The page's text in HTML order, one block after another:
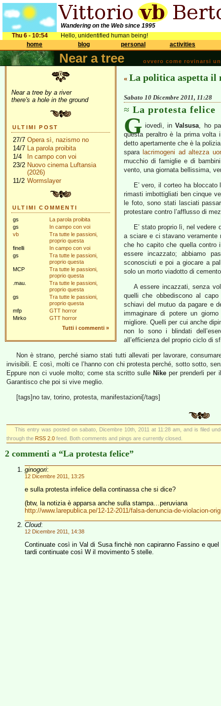
Wandering on the Web since 1995
Thu 6 - 10:54
Hello, unidentified human being!
home
blog personal activities
Near a tree ovvero come rovinarsi
Near a tree by a river
there's a hole in the ground
ULTIMI POST
27/7 Opera sì, nazismo no
14/7 La parola proibita
1/4
In campo con voi
23/2 Nuovo cinema Luftansia
(2026)
11/2 Wormslayer
ULTIMI COMMENTI
gs
La parola proibita
gs
In campo con voi
vb
Tra tutte le passioni,
proprio questa
finelli
In campo con voi
gs
Tra tutte le passioni,
proprio questa
MCP
Tra tutte le passioni,
proprio questa
.mau.
Tra tutte le passioni,
proprio questa
gs
Tra tutte le passioni,
proprio questa
mfp
GTT horror
Mirko
GTT horror
Tutti i commenti »
« La politica aspetta il
Sabato 10 Dicembre 2011, 11:28
La protesta felice
G iovedì, inValsusa, ho
questa peraltro è la prima
detto apertamente che è la
spara lacrimogeni ad altezza
mucchio di famiglie e di
vento, una giornata bellissima,
E’ vero, il corteo ha bloccato
rimasti imbottigliati ben cinque
le foto, sono stati lasciati
protestare contro l’afflusso di
E’ stato proprio lì, nel
a sciare e ci stavano veramente
che ho capito che quella contro
essere incazzato; abbiamo
sconosciuti e poi a giocare a
solo un morto viadotto di
A essere incazzati, senza
quelli che obbediscono al
schiavi del mutuo da pagare e
immaginare di potere un
migliore. Quelli per cui anche
non lo sono i blindati
all’efficienza del proprio ciclo di
Non è strano, perché siamo stati tutti allevati per lavorare,
invisibili. E così, molti ce l’hanno con chi protesta perché, sotto sotto,
Eppure non ci vuole molto; come sta scritto sulle Nike per prenderli per
Garantisco che poi si vive meglio.
[tags]no tav, torino, protesta, manifestazioni[/tags]
This entry was posted on sabato, Dicembre 10th, 2011 at 11:28 am, and is filed
through the RSS 2.0 feed. Both comments and pings are currently closed.
2 commenti a “La protesta felice”
ginogori:
12 Dicembre 2011, 13:25
e sulla protesta infelice della continassa che si dice?
(btw, la notizia è apparsa anche sulla stampa…peruviana
http://www.larepublica.pe/12-12-2011/falsa-denuncia-de-violacion-
Cloud:
12 Dicembre 2011, 14:38
Continuate così in Val di Susa finchè non capiranno Fassino e
tardi continuate così W il movimento 5 stelle.